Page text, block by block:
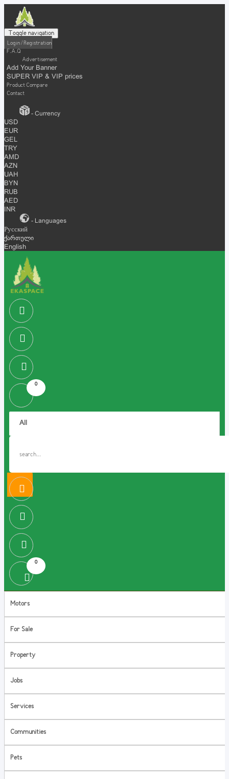
Toggle navigation
Login / Registration
F.A.Q
Advertisement
Add Your Banner
SUPER VIP & VIP prices
Product Compare
Contact
- Currency
USD
EUR
GEL
TRY
AMD
AZN
UAH
BYN
RUB
AED
INR
- Languages
Русский
ქართული
English
0
0
Motors
For Sale
Property
Jobs
Services
Communities
Pets